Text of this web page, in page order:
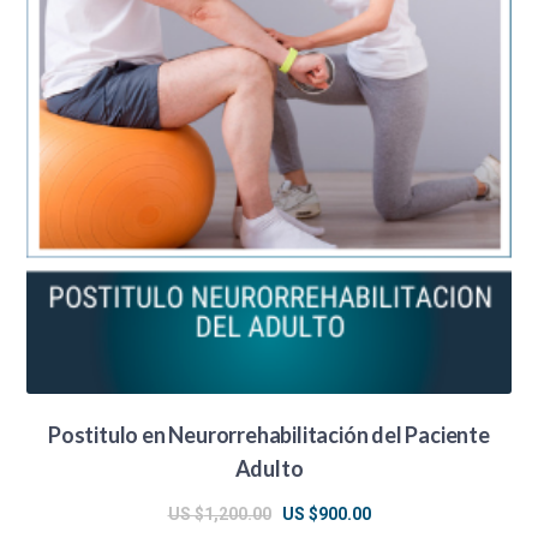
Postitulo en Neurorrehabilitación del Paciente
Adulto
US $1,200.00
El
US $900.00El